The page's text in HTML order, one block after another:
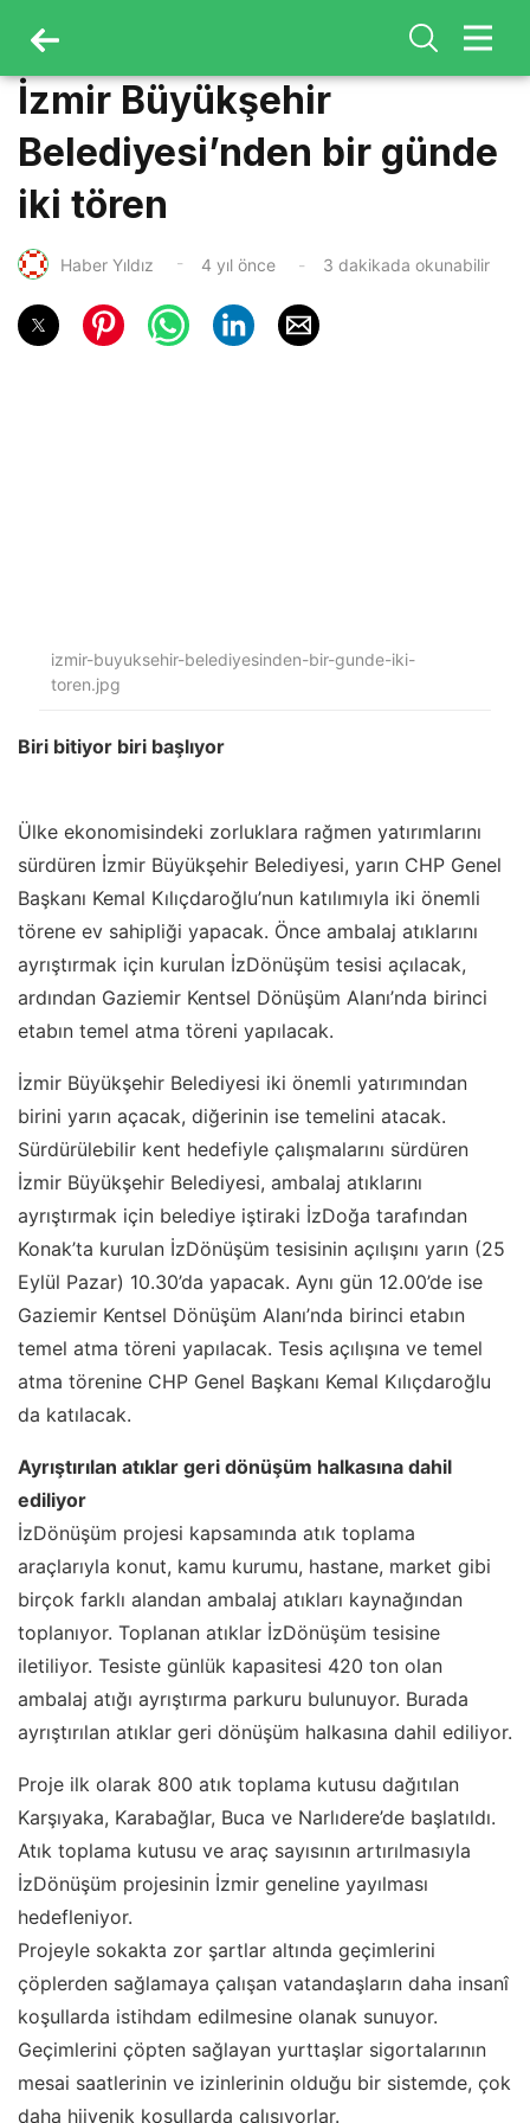
İzmir Büyükşehir
Belediyesi’nden bir günde
iki tören
Haber Yıldız 4 yıl önce 3 dakikada okunabilir
izmir-buyuksehir-belediyesinden-bir-gunde-iki-
toren.jpg
Biri bitiyor biri başlıyor
Ülke ekonomisindeki zorluklara rağmen yatırımlarını
sürdüren İzmir Büyükşehir Belediyesi, yarın CHP Genel
Başkanı Kemal Kılıçdaroğlu’nun katılımıyla iki önemli
törene ev sahipliği yapacak. Önce ambalaj atıklarını
ayrıştırmak için kurulan İzDönüşüm tesisi açılacak,
ardından Gaziemir Kentsel Dönüşüm Alanı’nda birinci
etabın temel atma töreni yapılacak.
İzmir Büyükşehir Belediyesi iki önemli yatırımından
birini yarın açacak, diğerinin ise temelini atacak.
Sürdürülebilir kent hedefiyle çalışmalarını sürdüren
İzmir Büyükşehir Belediyesi, ambalaj atıklarını
ayrıştırmak için belediye iştiraki İzDoğa tarafından
Konak’ta kurulan İzDönüşüm tesisinin açılışını yarın (25
Eylül Pazar) 10.30’da yapacak. Aynı gün 12.00’de ise
Gaziemir Kentsel Dönüşüm Alanı’nda birinci etabın
temel atma töreni yapılacak. Tesis açılışına ve temel
atma törenine CHP Genel Başkanı Kemal Kılıçdaroğlu
da katılacak.
Ayrıştırılan atıklar geri dönüşüm halkasına dahil
ediliyor
İzDönüşüm projesi kapsamında atık toplama
araçlarıyla konut, kamu kurumu, hastane, market gibi
birçok farklı alandan ambalaj atıkları kaynağından
toplanıyor. Toplanan atıklar İzDönüşüm tesisine
iletiliyor. Tesiste günlük kapasitesi 420 ton olan
ambalaj atığı ayrıştırma parkuru bulunuyor. Burada
ayrıştırılan atıklar geri dönüşüm halkasına dahil ediliyor.
Proje ilk olarak 800 atık toplama kutusu dağıtılan
Karşıyaka, Karabağlar, Buca ve Narlıdere’de başlatıldı.
Atık toplama kutusu ve araç sayısının artırılmasıyla
İzDönüşüm projesinin İzmir geneline yayılması
hedefleniyor.
Projeyle sokakta zor şartlar altında geçimlerini
çöplerden sağlamaya çalışan vatandaşların daha insanî
koşullarda istihdam edilmesine olanak sunuyor.
Geçimlerini çöpten sağlayan yurttaşlar sigortalarının
mesai saatlerinin ve izinlerinin olduğu bir sistemde, çok
daha hijyenik koşullarda çalışıyorlar.